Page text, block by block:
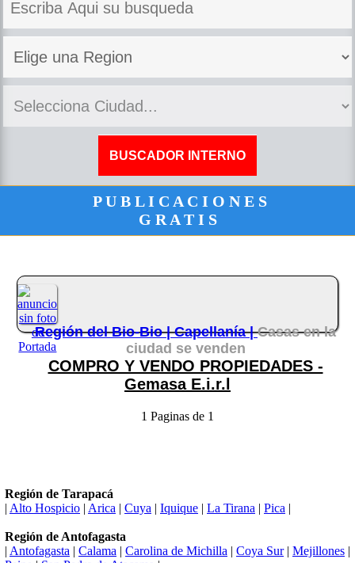
P U B L I C A C I O N E S
G R A T I S
Región del Bio-Bio |Capellanía |Casas en la
ciudad se venden
COMPRO Y VENDO PROPIEDADES -
Gemasa E.i.r.l
1 Paginas de 1
Región de Tarapacá
| Alto Hospicio | Arica | Cuya | Iquique | La Tirana | Pica |
Región de Antofagasta
| Antofagasta | Calama | Carolina de Michilla | Coya Sur| Mejillones |